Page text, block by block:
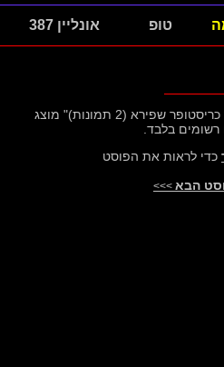
טופ אונליין 387
פוסט "חתיך כריסטופר שפירא (2 תמונות)" מוצג
בלבד.
כדי לראות את הפוסט
הבא >>>